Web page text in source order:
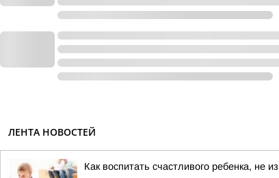
ЛЕНТА НОВОСТЕЙ
Как воспитать счастливого ребенка, не